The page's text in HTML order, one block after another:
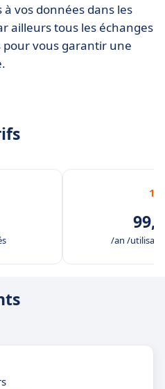
vos données dans les
ailleurs tous les échanges
pour vous garantir une
1
/an /